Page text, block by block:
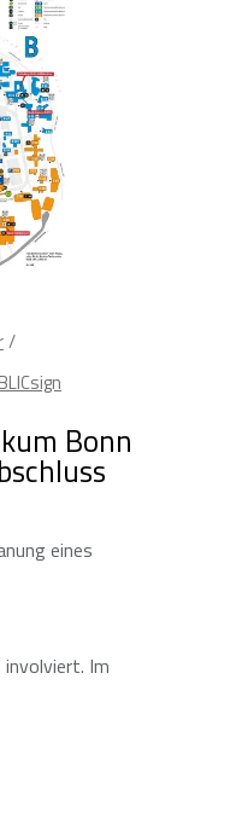
Bonn
eines
Im